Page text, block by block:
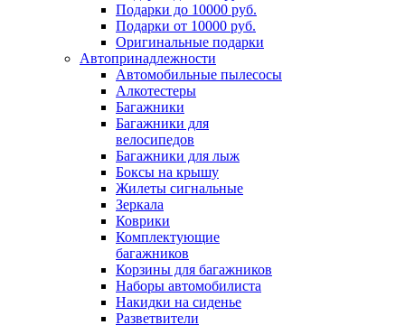
Подарки до 10000 руб.
Подарки от 10000 руб.
Оригинальные подарки
Автопринадлежности
Автомобильные пылесосы
Алкотестеры
Багажники
Багажники для
велосипедов
Багажники для лыж
Боксы на крышу
Жилеты сигнальные
Зеркала
Коврики
Комплектующие
багажников
Корзины для багажников
Наборы автомобилиста
Накидки на сиденье
Разветвители